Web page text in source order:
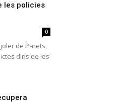
les policies
0
de Parets,
dins de les